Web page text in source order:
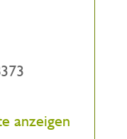
anzeigen